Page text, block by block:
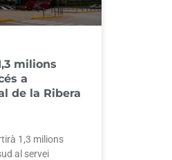
milions
a
de la Ribera
1,3 milions
al servei